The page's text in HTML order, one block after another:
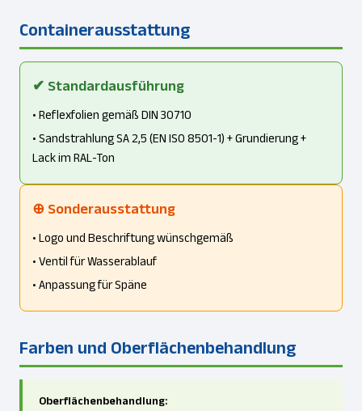
Containerausstattung
✔ Standardausführung
• Reflexfolien gemäß DIN 30710
• Sandstrahlung SA 2,5 (EN ISO 8501-1) + Grundierung +
Lack im RAL-Ton
⊕ Sonderausstattung
• Logo und Beschriftung wünschgemäß
• Ventil für Wasserablauf
• Anpassung für Späne
Farben und Oberflächenbehandlung
Oberflächenbehandlung: